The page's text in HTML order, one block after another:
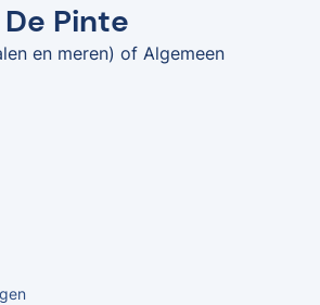
Pinte
en meren) of Algemeen